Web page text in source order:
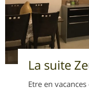
La suite
Etre en